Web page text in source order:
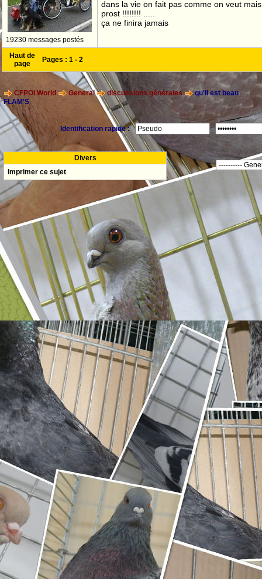
19230 messages postés
dans la vie on fait pas comme on veut
prost !!!!!!!! .....
ça ne finira jamais
Haut de
page
Pages : 1 - 2
CFPOI World General discussions générales
qu'il est beau
FLAM'S
Identification rapide :
Divers
Imprimer ce sujet